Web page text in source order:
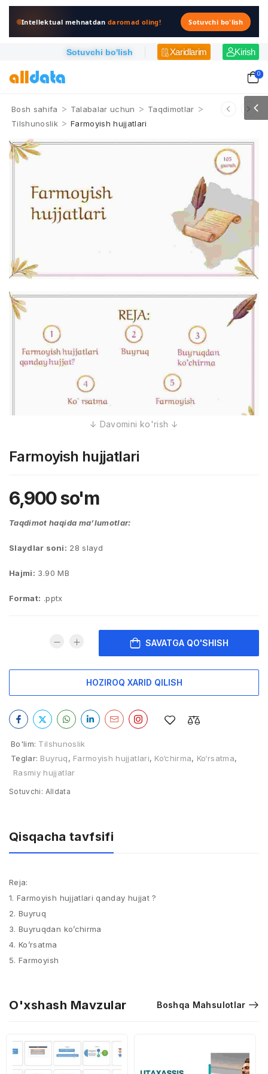
Intellektual mehnatdandaromad oling! Sotuvchi bo'lish
Sotuvchi bo'lish Xaridlarim Kirish
0
Bosh sahifa > Talabalar uchun > Taqdimotlar >
Tilshunoslik > Farmoyish hujjatlari
Farmoyish hujjatlari
6,900so'm
Taqdimot haqida ma’lumotlar:
Slaydlar soni: 28 slayd
Hajmi: 3.90 MB
Format: .pptx
SAVATGA QO'SHISH
HOZIROQ XARID QILISH
Bo'lim: Tilshunoslik
Teglar: Buyruq, Farmoyish hujjatlari, Ko‘chirma, Ko‘rsatma,
Rasmiy hujjatlar
Sotuvchi: Alldata
Qisqacha tavfsifi
Reja:
1. Farmoyish hujjatlari qanday hujjat ?
2. Buyruq
3. Buyruqdan ko’chirma
4. Ko’rsatma
5. Farmoyish
O'xshash Mavzular Boshqa Mahsulotlar